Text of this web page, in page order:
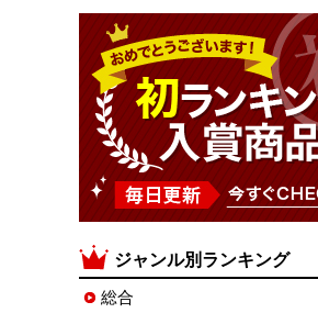
ジャンル別ランキング
総合